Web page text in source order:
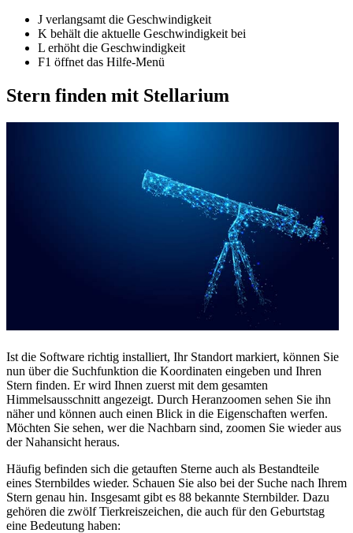
J verlangsamt die Geschwindigkeit
K behält die aktuelle Geschwindigkeit bei
L erhöht die Geschwindigkeit
F1 öffnet das Hilfe-Menü
Stern finden mit Stellarium
Ist die Software richtig installiert, Ihr Standort markiert, können Sie
nun über die Suchfunktion die Koordinaten eingeben und Ihren
Stern finden. Er wird Ihnen zuerst mit dem gesamten
Himmelsausschnitt angezeigt. Durch Heranzoomen sehen Sie ihn
näher und können auch einen Blick in die Eigenschaften werfen.
Möchten Sie sehen, wer die Nachbarn sind, zoomen Sie wieder aus
der Nahansicht heraus.
Häufig befinden sich die getauften Sterne auch als Bestandteile
eines Sternbildes wieder. Schauen Sie also bei der Suche nach Ihrem
Stern genau hin. Insgesamt gibt es 88 bekannte Sternbilder. Dazu
gehören die zwölf Tierkreiszeichen, die auch für den Geburtstag
eine Bedeutung haben: